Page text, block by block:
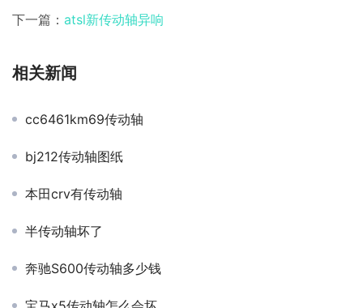
下一篇： atsl新传动轴异响
相关新闻
cc6461km69传动轴
bj212传动轴图纸
本田crv有传动轴
半传动轴坏了
奔驰S600传动轴多少钱